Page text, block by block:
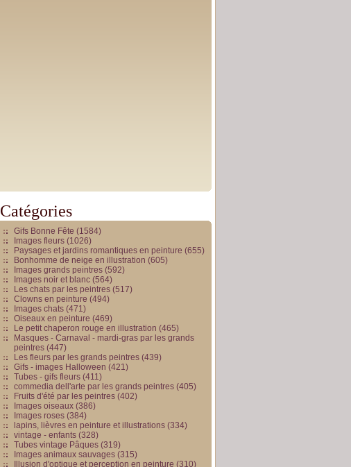
Catégories
Gifs Bonne Fête (1584)
Images fleurs (1026)
Paysages et jardins romantiques en peinture (655)
Bonhomme de neige en illustration (605)
Images grands peintres (592)
Images noir et blanc (564)
Les chats par les peintres (517)
Clowns en peinture (494)
Images chats (471)
Oiseaux en peinture (469)
Le petit chaperon rouge en illustration (465)
Masques - Carnaval - mardi-gras par les grands
peintres (447)
Les fleurs par les grands peintres (439)
Gifs - images Halloween (421)
Tubes - gifs fleurs (411)
commedia dell'arte par les grands peintres (405)
Fruits d'été par les peintres (402)
Images oiseaux (386)
Images roses (384)
lapins, lièvres en peinture et illustrations (334)
vintage - enfants (328)
Tubes vintage Pâques (319)
Images animaux sauvages (315)
Illusion d'optique et perception en peinture (310)